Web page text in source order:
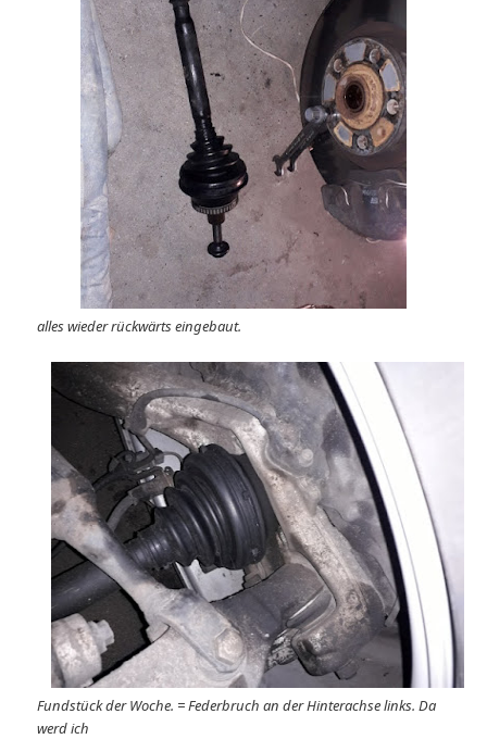
alles wieder rückwärts eingebaut.
Fundstück der Woche. = Federbruch an der Hinterachse links. Da
werd ich